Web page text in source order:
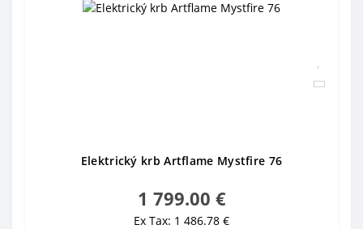
Elektrický krb Artflame Mystfire 76
1 799.00 €
Ex Tax: 1 486.78 €